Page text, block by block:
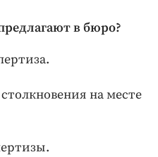
в бюро?
на месте